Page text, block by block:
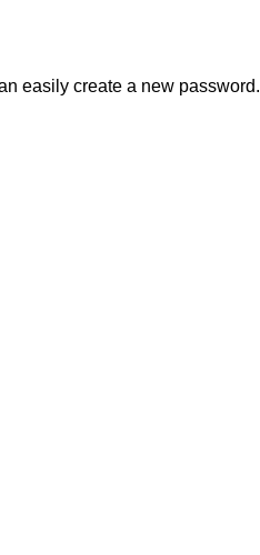
easily create a new password.